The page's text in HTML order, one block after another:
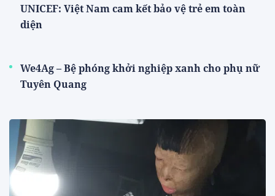
UNICEF: Việt Nam cam kết bảo vệ trẻ em toàn
diện
We4Ag – Bệ phóng khởi nghiệp xanh cho phụ nữ
Tuyên Quang